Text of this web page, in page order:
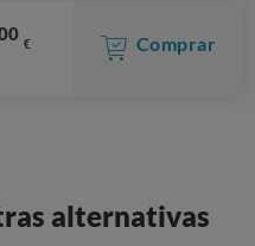
€ Comprar
alternativas